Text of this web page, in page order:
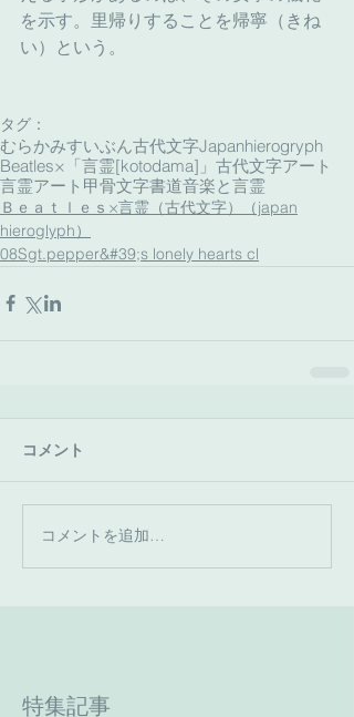
を示す。里帰りすることを帰寧（きね
い）という。
タグ：
むらかみすいぶん古代文字Japanhierogryph
Beatles×「言霊[kotodama]」 古代文字アート
言霊アート 甲骨文字書道音楽と言霊
Ｂｅａｔｌｅｓ×言霊（古代文字）（japan
hieroglyph）
08Sgt.pepper&#39;s lonely hearts cl
コメント
コメントを追加…
特集記事